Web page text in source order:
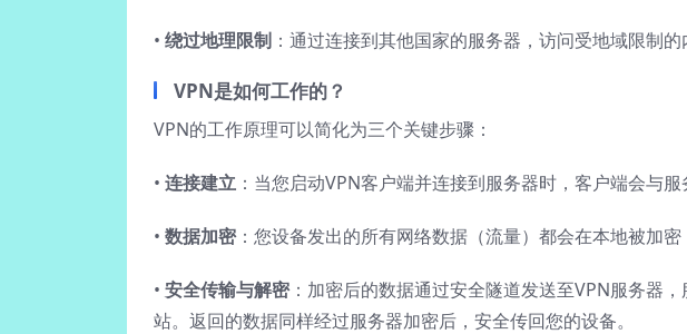
• 绕过地理限制 ：通过连接到其他国家的服务器，访问受地域限制的
VPN是如何工作的？
VPN的工作原理可以简化为三个关键步骤：
• 连接建立 ：当您启动VPN客户端并连接到服务器时，客户端会与服
• 数据加密：您设备发出的所有网络数据（流量）都会在本地被加密
• 安全传输与解密：加密后的数据通过安全隧道发送至VPN服务器
站。返回的数据同样经过服务器加密后，安全传回您的设备。